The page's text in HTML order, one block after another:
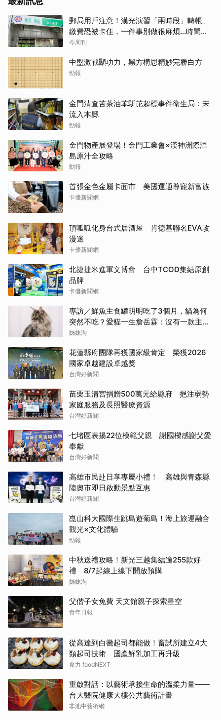
郵局用戶注意！漢光演習「兩時段」轉帳、
繳費恐被卡住，一件事別做很麻煩…時間、
影響、備案一次看
今周刊
中盤激戰顯功力，黑方構思精妙完勝白方
勁報
金門清查苦茶油苯駢芘超標事件衛生局：未
流入本縣
勁報
金門物產展登場！金門工業會×漢神洲際浯
島原汁全攻略
勁報
首張金色金屬卡面市 美國運通尊寵新富族
卡優新聞網
頂呱呱化身台式居酒屋 肯德基聯名EVA攻
漫迷
卡優新聞網
北捷捷米進軍文博會 台中TCOD集結原創
品牌
卡優新聞網
專訪／鮮魚主食罐明明吃了3個月，貓為何
突然不吃？愛貓一生詹岳霖：沒有一款主食
能保證牠永遠喜歡
姊妹淘
花蓮縣府團隊再獲國家級肯定 榮獲2026
國家卓越建設卓越獎
台灣好新聞
苗栗玉清宮捐贈500萬元給縣府 挹注弱勢
家庭服務及長照醫療資源
台灣好新聞
七堵區表揚22位模範父親 謝國樑感謝父愛
奉獻
台灣好新聞
高雄市民赴日享專屬小禮！ 高雄與青森縣
陸奧市即日啟動景點互惠
台灣好新聞
崑山科大國際生跳島遊菊島！海上旅運融合
觀光×文化體驗
勁報
中秋送禮攻略！新光三越集結逾255款好
禮 8/7起線上線下開放預購
姊妹淘
父偕子女免費 天文館親子探索星空
青年日報
從高達到白黴起司都能做！畜試所建立4大
類起司技術 國產鮮乳加工再升級
食力 foodNEXT
重啟對話：以藝術承接生命的溫柔力量——
台大醫院健康大樓公共藝術計畫
非池中藝術網